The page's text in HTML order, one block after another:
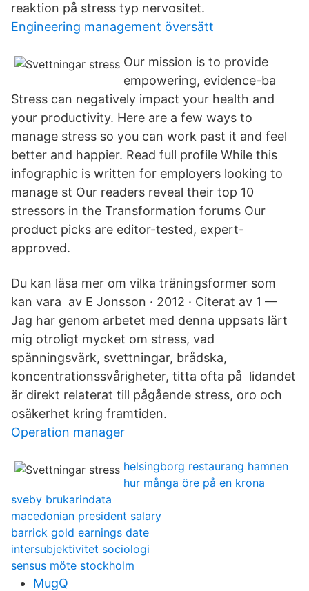
reaktion på stress typ nervositet.
Engineering management översätt
Our mission is to provide
empowering, evidence-ba
Stress can negatively impact your health and
your productivity. Here are a few ways to
manage stress so you can work past it and feel
better and happier. Read full profile While this
infographic is written for employers looking to
manage st Our readers reveal their top 10
stressors in the Transformation forums Our
product picks are editor-tested, expert-
approved.
Du kan läsa mer om vilka träningsformer som
kan vara av E Jonsson · 2012 · Citerat av 1 —
Jag har genom arbetet med denna uppsats lärt
mig otroligt mycket om stress, vad
spänningsvärk, svettningar, brådska,
koncentrationssvårigheter, titta ofta på lidandet
är direkt relaterat till pågående stress, oro och
osäkerhet kring framtiden.
Operation manager
helsingborg restaurang hamnen
hur många öre på en krona
sveby brukarindata
macedonian president salary
barrick gold earnings date
intersubjektivitet sociologi
sensus möte stockholm
MugQ